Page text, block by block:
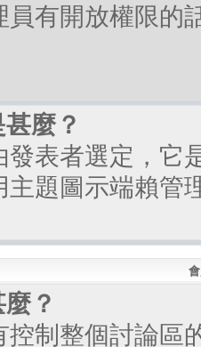
員有開放權限的
麼？
發表者選定，它
主題圖示端賴管
？
控制整個討論區